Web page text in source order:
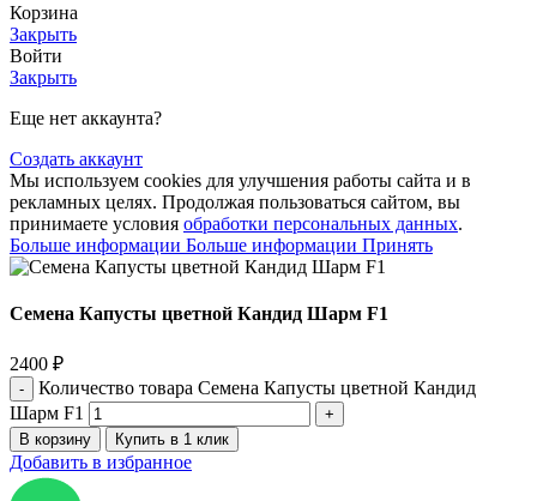
Корзина
Закрыть
Войти
Закрыть
Еще нет аккаунта?
Создать аккаунт
Мы используем cookies для улучшения работы сайта и в
рекламных целях. Продолжая пользоваться сайтом, вы
принимаете условия обработки персональных данных.
Больше информации Больше информации Принять
Семена Капусты цветной Кандид Шарм F1
2400 ₽
Количество товара Семена Капусты цветной Кандид
Шарм F1
В корзину Купить в 1 клик
Добавить в избранное